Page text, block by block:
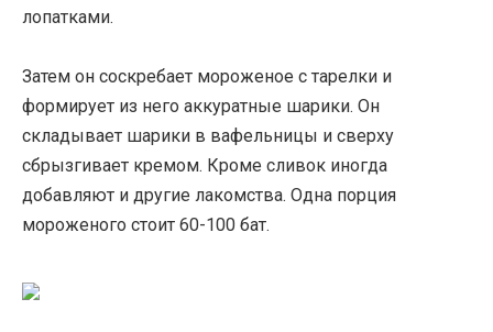
лопатками.
Затем он соскребает мороженое с тарелки и
формирует из него аккуратные шарики. Он
складывает шарики в вафельницы и сверху
сбрызгивает кремом. Кроме сливок иногда
добавляют и другие лакомства. Одна порция
мороженого стоит 60-100 бат.